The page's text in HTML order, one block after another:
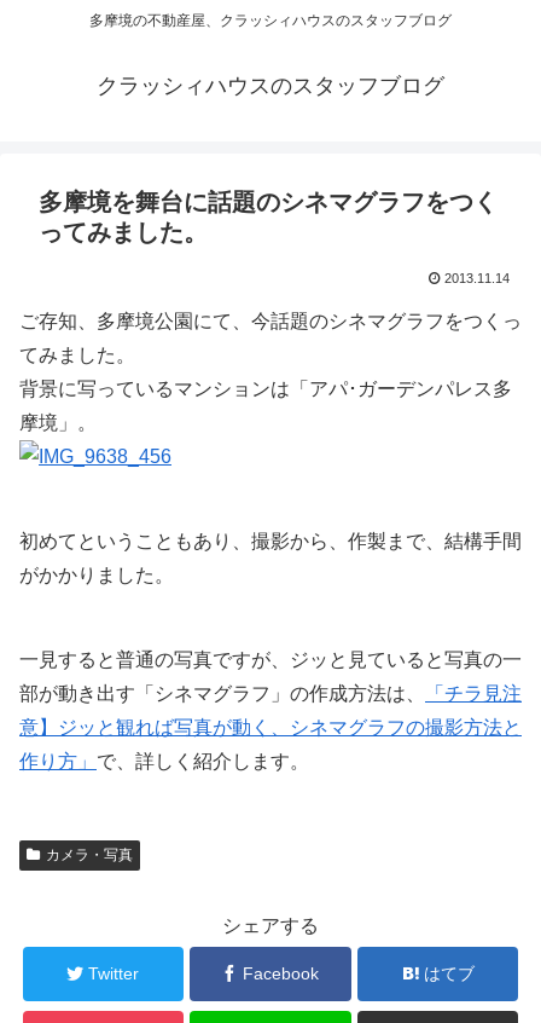
多摩境の不動産屋、クラッシィハウスのスタッフブログ
クラッシィハウスのスタッフブログ
多摩境を舞台に話題のシネマグラフをつく
ってみました。
2013.11.14
ご存知、多摩境公園にて、今話題のシネマグラフをつくっ
てみました。
背景に写っているマンションは「アパ･ガーデンパレス多
摩境」。
初めてということもあり、撮影から、作製まで、結構手間
がかかりました。
一見すると普通の写真ですが、ジッと見ていると写真の一
部が動き出す「シネマグラフ」の作成方法は、
「チラ見注
意】ジッと観れば写真が動く、シネマグラフの撮影方法と
作り方」 で、詳しく紹介します。
カメラ・写真
シェアする
Twitter Facebook はてブ